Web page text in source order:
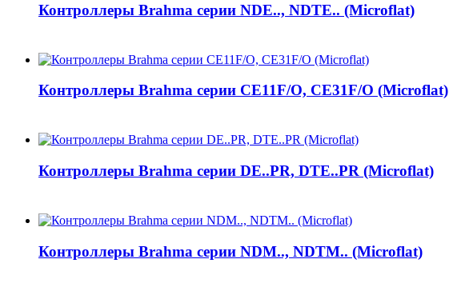
Контроллеры Brahma серии NDE.., NDTE.. (Microflat)
Контроллеры Brahma серии CE11F/O, CE31F/O (Microflat)
Контроллеры Brahma серии DE..PR, DTE..PR (Microflat)
Контроллеры Brahma серии NDM.., NDTM.. (Microflat)